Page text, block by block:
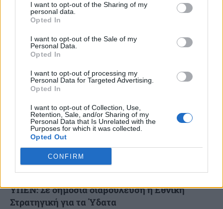
I want to opt-out of the Sharing of my
personal data.
Opted In
I want to opt-out of the Sale of my
Personal Data.
Opted In
I want to opt-out of processing my
Personal Data for Targeted Advertising.
Opted In
I want to opt-out of Collection, Use,
Retention, Sale, and/or Sharing of my
Personal Data that Is Unrelated with the
Purposes for which it was collected.
Opted Out
CONFIRM
Στον πυρήνα του εθνικού σχεδιασμού της χώρας περνά
πλέον το νερό, με την κυβέρνηση να θέτει σε εφαρμογή μια
ολοκληρωμένη ολιστική πολιτική για την...
ΥΠΕΝ: Σε δημόσια διαβούλευση η Εθνική
Στρατηγική για τα Ύδατα